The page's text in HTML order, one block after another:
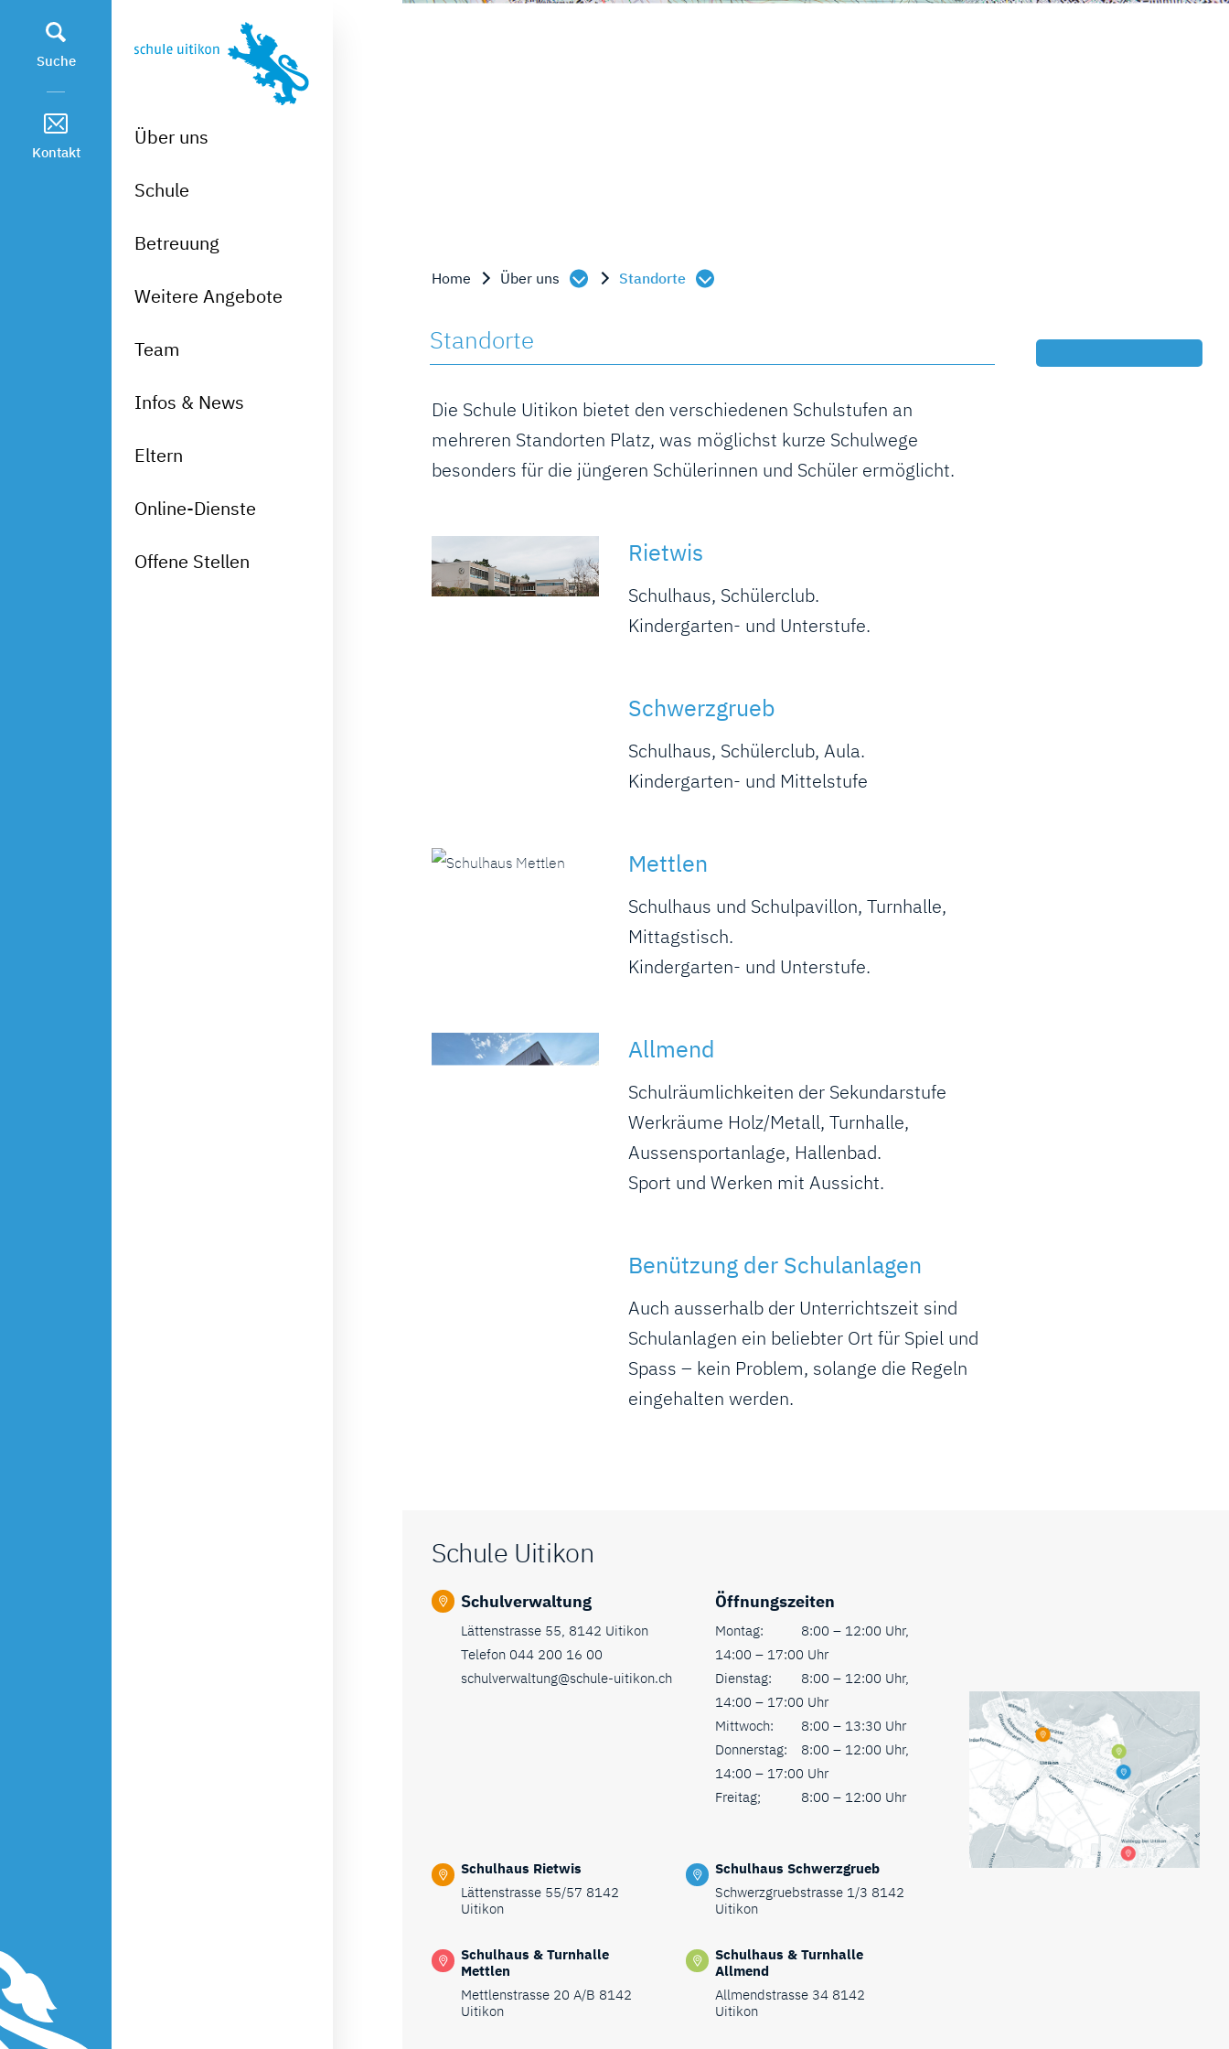
Kopfzeile
Suche
Kontakt
Über uns
Schule
Betreuung
Weitere Angebote
Team
Infos & News
Eltern
Online-Dienste
Offene Stellen
Inhalt
Home Über uns Standorte
Standorte
Die Schule Uitikon bietet den verschiedenen Schulstufen an
mehreren Standorten Platz, was möglichst kurze Schulwege
besonders für die jüngeren Schülerinnen und Schüler ermöglicht.
Rietwis
Schulhaus, Schülerclub.
Kindergarten- und Unterstufe.
Schwerzgrueb
Schulhaus, Schülerclub, Aula.
Kindergarten- und Mittelstufe
Mettlen
Schulhaus und Schulpavillon, Turnhalle,
Mittagstisch.
Kindergarten- und Unterstufe.
Allmend
Schulräumlichkeiten der Sekundarstufe
Werkräume Holz/Metall, Turnhalle,
Aussensportanlage, Hallenbad.
Sport und Werken mit Aussicht.
Benützung der Schulanlagen
Auch ausserhalb der Unterrichtszeit sind
Schulanlagen ein beliebter Ort für Spiel und
Spass – kein Problem, solange die Regeln
eingehalten werden.
Schule Uitikon
Schulverwaltung
Lättenstrasse 55, 8142 Uitikon
Telefon 044 200 16 00
schulverwaltung@schule-uitikon.ch
Öffnungszeiten
Montag:
8:00 – 12:00 Uhr,
14:00 – 17:00 Uhr
Dienstag:
8:00 – 12:00 Uhr,
14:00 – 17:00 Uhr
Mittwoch:
8:00 – 13:30 Uhr
Donnerstag:
8:00 – 12:00 Uhr,
14:00 – 17:00 Uhr
Freitag;
8:00 – 12:00 Uhr
Schulhaus Rietwis
Lättenstrasse 55/57 8142
Uitikon
Schulhaus Schwerzgrueb
Schwerzgruebstrasse 1/3 8142
Uitikon
Schulhaus & Turnhalle
Mettlen
Mettlenstrasse 20 A/B 8142
Uitikon
Schulhaus & Turnhalle
Allmend
Allmendstrasse 34 8142
Uitikon